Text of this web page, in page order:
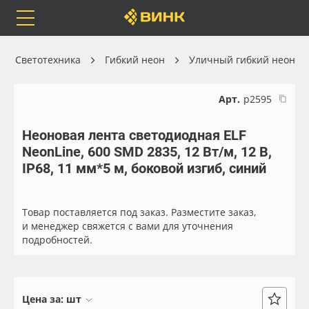
Каталог
Orafol
Бренды
Доставка
Весь каталог
Рулонные материалы
Самоклеящиеся плёнки
Листовые материалы
Светотехника Гибкий неон Уличный гибкий неон
Арт. р2595
Неоновая лента светодиодная ELF
NeonLine, 600 SMD 2835, 12 Вт/м, 12 В,
IP68, 11 мм*5 м, боковой изгиб, синий
Товар поставляется под заказ. Разместите заказ,
и менеджер свяжется с вами для уточнения
подробностей.
Цена за: шт